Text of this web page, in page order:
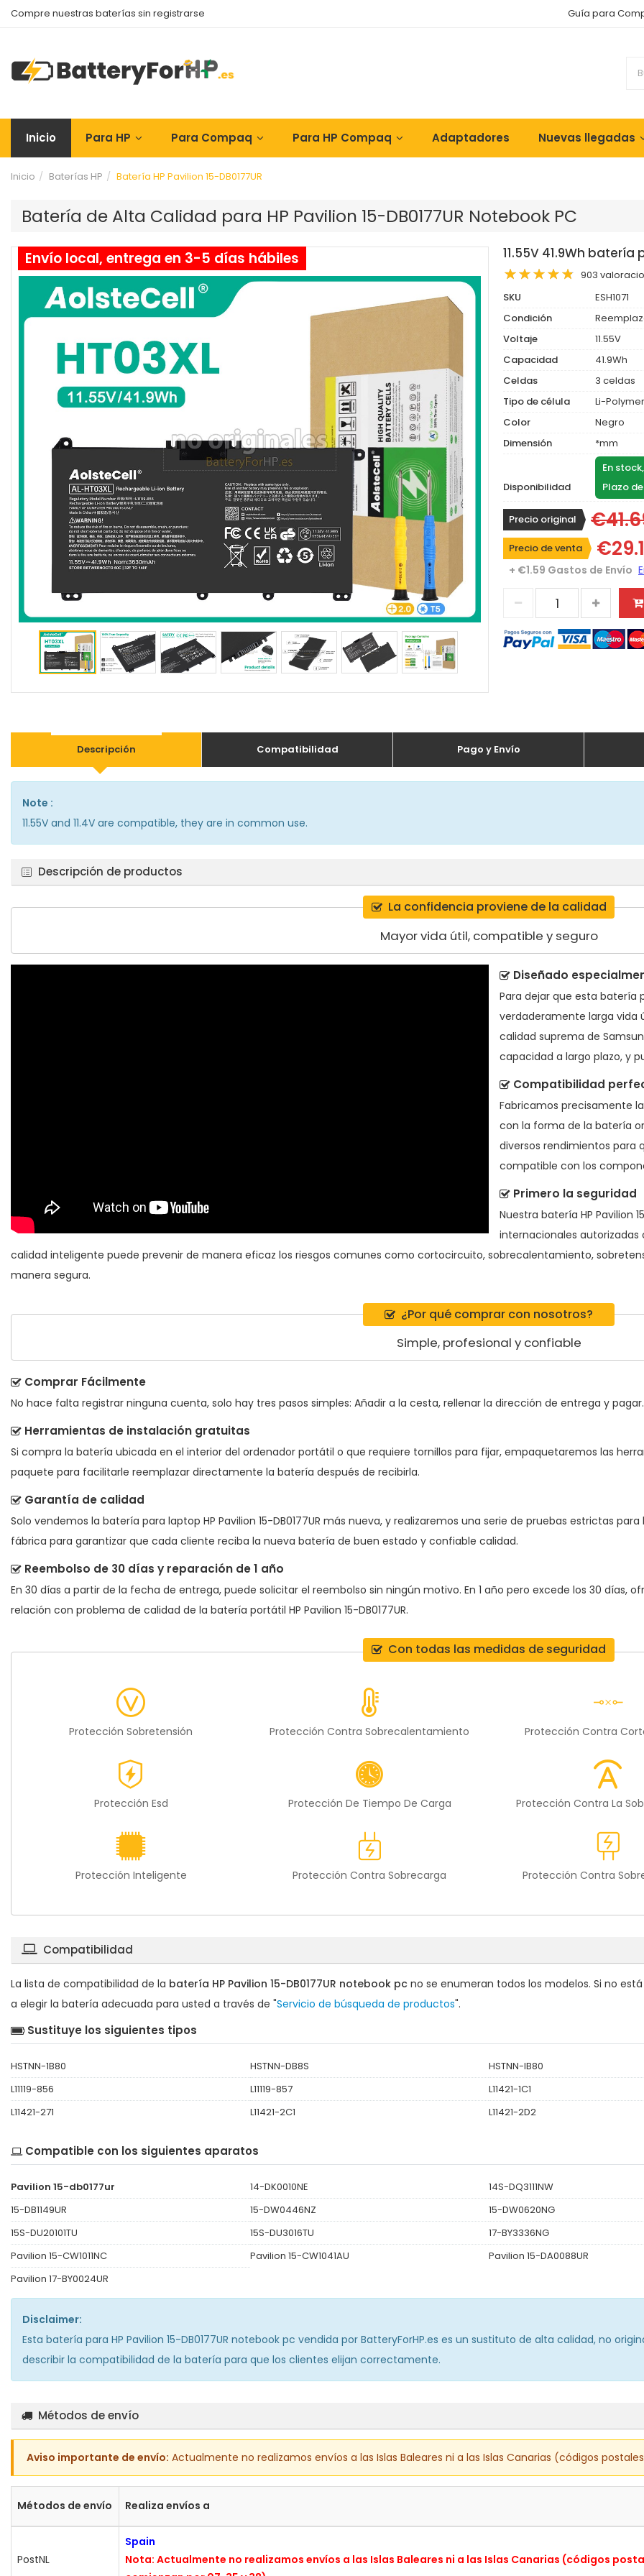
Compre nuestras baterías sin registrarse Guía para
Inicio Para HP Para Compaq Para HP Compaq Adaptadores Nuevas llegadas
Inicio Baterías HP Batería HP Pavilion 15-DB0177UR
Batería de Alta Calidad para HP Pavilion 15-DB0177UR Notebook PC
Envío local, entrega en 3-5 días hábiles 11.55V 41.9Wh batería
903
SKU
ESH1071
Condición
Voltaje
11.55V
Capacidad
41.9Wh
Celdas
3 celdas
Tipo de célula
Li-Polymer
Color
Negro
Dimensión
*mm
Disponibilidad
En
Plazo
Precio original
Precio de venta
+ €1.59 Gastos de Envío
Descripción Compatibilidad Pago y Envío
Note :
11.55V and 11.4V are compatible, they are in common use.
Descripción de productos
La confidencia proviene de la calidad
Mayor vida útil, compatible y seguro
Diseñado
Para dejar que esta batería
verdaderamente larga vida
calidad suprema de
capacidad a largo plazo, y
Compatibilidad
Fabricamos precisamente
con la forma de la batería
diversos rendimientos
compatible con los
Primero la seguridad
Nuestra batería HP Pavilion
internacionales autorizadas
calidad inteligente puede prevenir de manera eficaz los riesgos comunes como cortocircuito, sobrecalentamiento,
manera segura.
¿Por qué comprar con nosotros?
Simple, profesional y confiable
Comprar Fácilmente
No hace falta registrar ninguna cuenta, solo hay tres pasos simples: Añadir a la cesta, rellenar la dirección de entrega y pagar.
Herramientas de instalación gratuitas
Si compra la batería ubicada en el interior del ordenador portátil o que requiere tornillos para fijar, empaquetaremos las
paquete para facilitarle reemplazar directamente la batería después de recibirla.
Garantía de calidad
Solo vendemos la batería para laptop HP Pavilion 15-DB0177UR más nueva, y realizaremos una serie de pruebas estrictas
fábrica para garantizar que cada cliente reciba la nueva batería de buen estado y confiable calidad.
Reembolso de 30 días y reparación de 1 año
En 30 días a partir de la fecha de entrega, puede solicitar el reembolso sin ningún motivo. En 1 año pero excede los 30 días,
relación con problema de calidad de la batería portátil HP Pavilion 15-DB0177UR.
Con todas las medidas de seguridad
Protección Sobretensión Protección Contra Sobrecalentamiento Protección Contra
Protección Esd Protección De Tiempo De Carga Protección Contra La
Protección Inteligente Protección Contra Sobrecarga Protección Contra
Compatibilidad
La lista de compatibilidad de la batería HP Pavilion 15-DB0177UR notebook pc no se enumeran todos los modelos. Si no
a elegir la batería adecuada para usted a través de "Servicio de búsqueda de productos".
Sustituye los siguientes tipos
HSTNN-1B80 HSTNN-DB8S
HSTNN-IB80
L11119-856
L11119-857
L11421-1C1
L11421-271
L11421-2C1 L11421-2D2
Compatible con los siguientes aparatos
Pavilion 15-db0177ur 14-DK0010NE
14S-DQ3111NW
15-DB1149UR
15-DW0446NZ
15-DW0620NG
15S-DU20101TU
15S-DU3016TU
17-BY3336NG
Pavilion 15-CW1011NC
Pavilion 15-CW1041AU
Pavilion 15-DA0088UR
Pavilion 17-BY0024UR
Disclaimer:
Esta batería para HP Pavilion 15-DB0177UR notebook pc vendida por BatteryForHP.es es un sustituto de alta calidad, no
describir la compatibilidad de la batería para que los clientes elijan correctamente.
Métodos de envío
Aviso importante de envío: Actualmente no realizamos envíos a las Islas Baleares ni a las Islas Canarias (códigos
Métodos de envío Realiza envíos a
PostNL
Spain
Nota: Actualmente no realizamos envíos a las Islas Baleares ni a las Islas Canarias (códigos